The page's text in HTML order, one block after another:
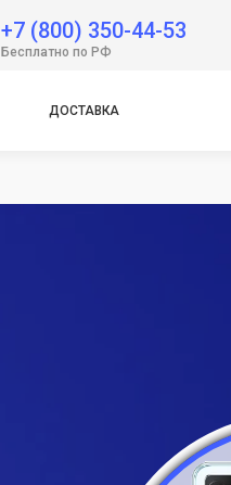
+7 (800) 350-44-53
Бесплатно по РФ
ДОСТАВКА